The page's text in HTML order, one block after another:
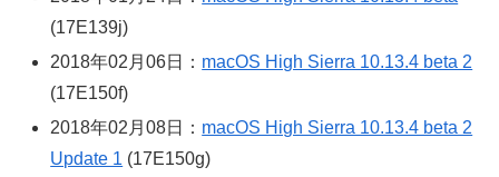
(17E139j)
2018年02月06日： macOS High Sierra 10.13.4 beta 2
(17E150f)
2018年02月08日： macOS High Sierra 10.13.4 beta 2
Update 1 (17E150g)